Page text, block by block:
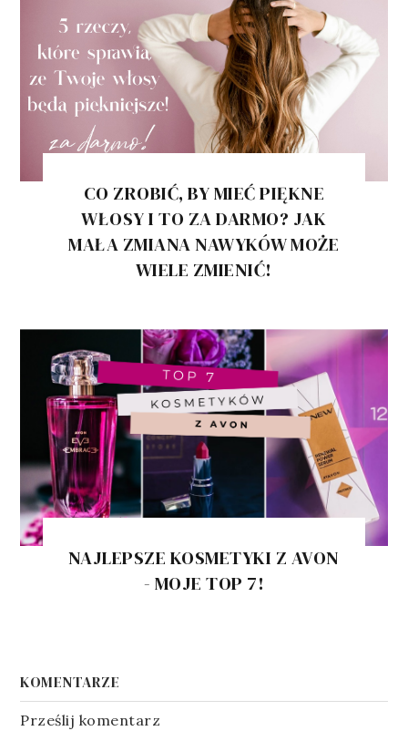
CO ZROBIĆ, BY MIEĆ PIĘKNE
WŁOSY I TO ZA DARMO? JAK
MAŁA ZMIANA NAWYKÓW MOŻE
WIELE ZMIENIĆ!
NAJLEPSZE KOSMETYKI Z AVON
- MOJE TOP 7!
KOMENTARZE
Prześlij komentarz